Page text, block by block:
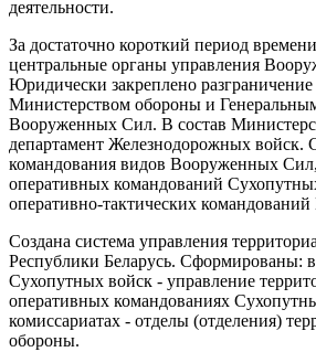
деятельности.
За достаточно короткий период
центральные органы управления
Юридически закреплено
Министерством обороны и
Вооруженных Сил. В состав
департамент Железнодорожных
командования видов Вооруженных
оперативных командований
оперативно-тактических
Создана система управления
Республики Беларусь. Сформированы:
Сухопутных войск - управление
оперативных командованиях
комиссариатах - отделы (отделения)
обороны.